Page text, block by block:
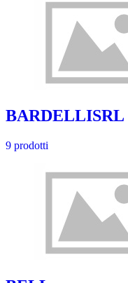
BARDELLISRL
9 prodotti